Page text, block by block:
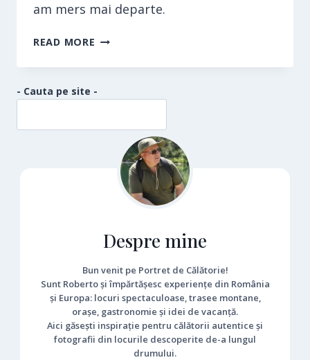
am mers mai departe.
READ MORE LACUL
- Cauta pe site -
Despre mine
Bun venit pe Portret de Călătorie!
Sunt Roberto și împărtășesc experiențe din România
și Europa: locuri spectaculoase, trasee montane,
orașe, gastronomie și idei de vacanță.
Aici găsești inspirație pentru călătorii autentice și
fotografii din locurile descoperite de-a lungul
drumului.